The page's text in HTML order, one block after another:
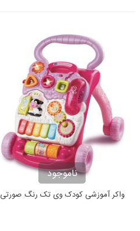
ناموجود
واکر آموزشی کودک وی تک رنگ صورتی